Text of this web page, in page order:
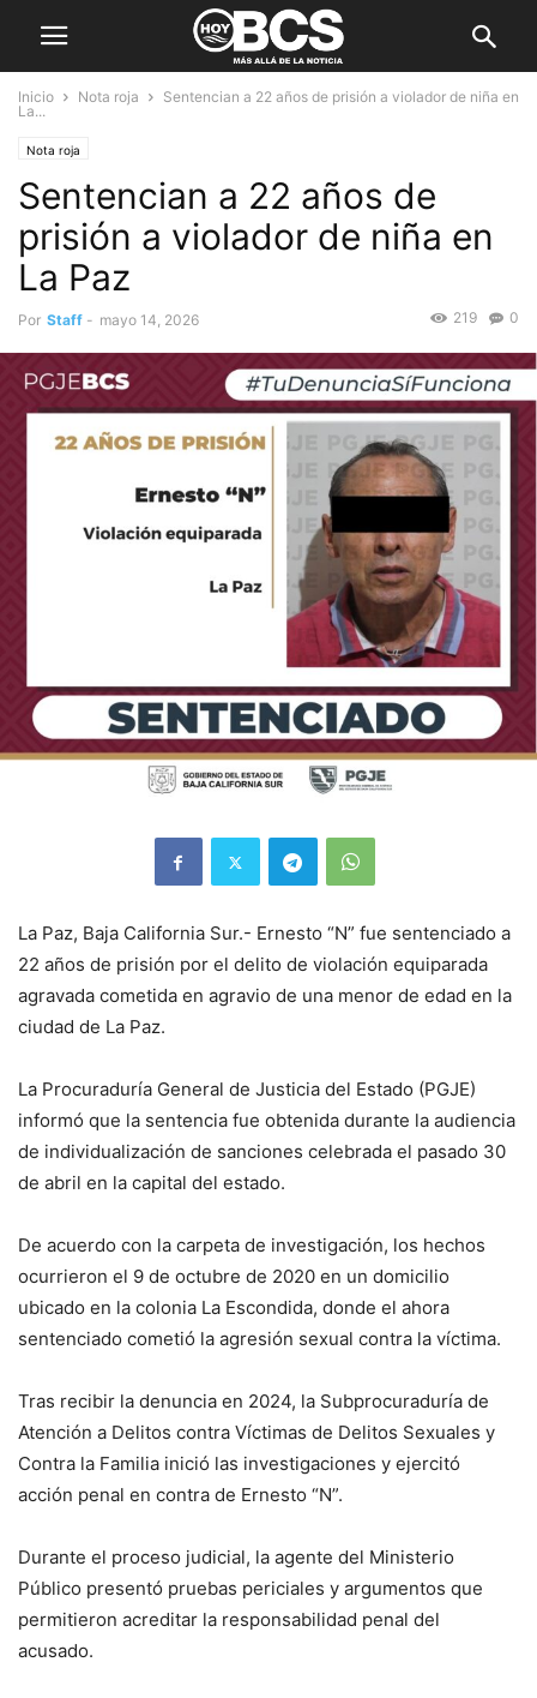
Inicio Nota roja
Sentencian a 22 años de prisión a violador de niña en
La...
Nota roja
Sentencian a 22 años de
prisión a violador de niña en
La Paz
Por Staff - mayo 14, 2026 0
219
La Paz, Baja California Sur.- Ernesto “N” fue sentenciado a
22 años de prisión por el delito de violación equiparada
agravada cometida en agravio de una menor de edad en la
ciudad de La Paz.
La Procuraduría General de Justicia del Estado (PGJE)
informó que la sentencia fue obtenida durante la audiencia
de individualización de sanciones celebrada el pasado 30
de abril en la capital del estado.
De acuerdo con la carpeta de investigación, los hechos
ocurrieron el 9 de octubre de 2020 en un domicilio
ubicado en la colonia La Escondida, donde el ahora
sentenciado cometió la agresión sexual contra la víctima.
Tras recibir la denuncia en 2024, la Subprocuraduría de
Atención a Delitos contra Víctimas de Delitos Sexuales y
Contra la Familia inició las investigaciones y ejercitó
acción penal en contra de Ernesto “N”.
Durante el proceso judicial, la agente del Ministerio
Público presentó pruebas periciales y argumentos que
permitieron acreditar la responsabilidad penal del
acusado.